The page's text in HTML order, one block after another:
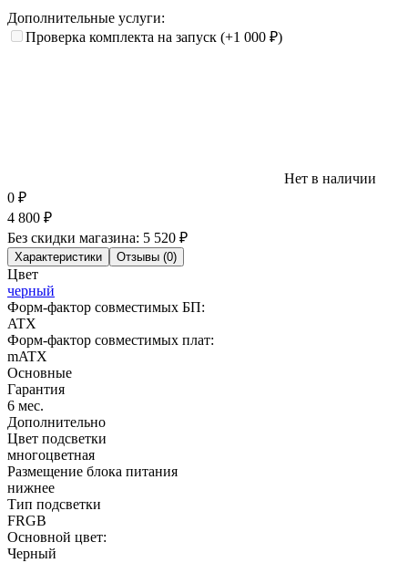
Дополнительные услуги:
Проверка комплекта на запуск (+1 000 ₽)
Нет в наличии
0 ₽
4 800 ₽
Без скидки магазина: 5 520 ₽
Характеристики Отзывы (0)
Цвет
черный
Форм-фактор совместимых БП:
ATX
Форм-фактор совместимых плат:
mATX
Основные
Гарантия
6 мес.
Дополнительно
Цвет подсветки
многоцветная
Размещение блока питания
нижнее
Тип подсветки
FRGB
Основной цвет:
Черный